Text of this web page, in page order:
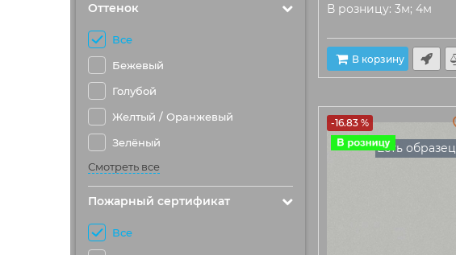
Оттенок
Все
Бежевый
Голубой
Желтый / Оранжевый
Зелёный
Смотреть все
Пожарный сертификат
Все
В розницу: 3м; 4м
В корзину
-16.83 %
Есть образец